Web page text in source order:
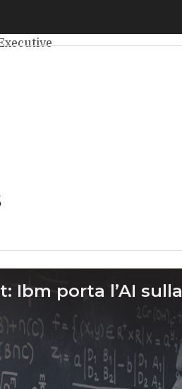
Ibm porta l’AI sulla